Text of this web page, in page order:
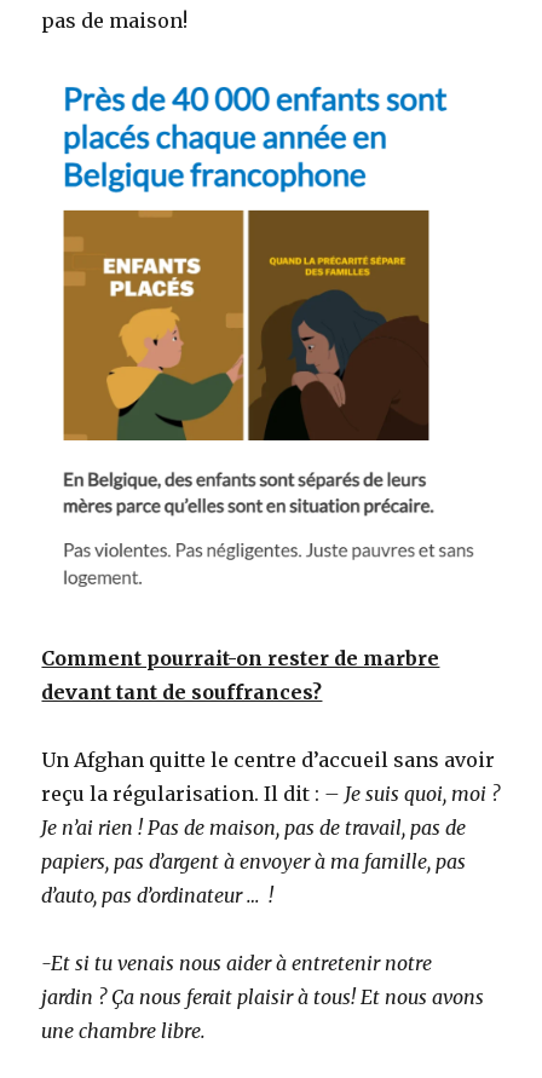
pas de maison!
Comment pourrait-on rester de marbre
devant tant de souffrances?
Un Afghan quitte le centre d’accueil sans avoir
reçu la régularisation. Il dit : – Je suis quoi, moi ?
Je n’ai rien ! Pas de maison, pas de travail, pas de
papiers, pas d’argent à envoyer à ma famille, pas
d’auto, pas d’ordinateur … !
-Et si tu venais nous aider à entretenir notre
jardin ? Ça nous ferait plaisir à tous! Et nous avons
une chambre libre.